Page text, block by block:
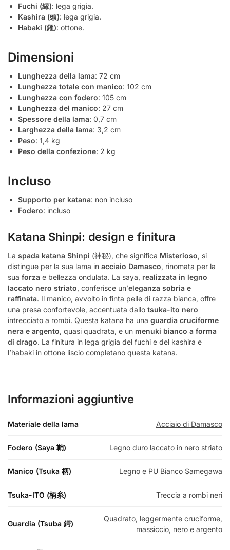
Fuchi (縁): lega grigia.
Kashira (頭): lega grigia.
Habaki (鎺): ottone.
Dimensioni
Lunghezza della lama: 72 cm
Lunghezza totale con manico: 102 cm
Lunghezza con fodero: 105 cm
Lunghezza del manico: 27 cm
Spessore della lama: 0,7 cm
Larghezza della lama: 3,2 cm
Peso: 1,4 kg
Peso della confezione: 2 kg
Incluso
Supporto per katana: non incluso
Fodero: incluso
Katana Shinpi: design e finitura
La spada katana Shinpi (神秘), che significa Misterioso, si
distingue per la sua lama in acciaio Damasco, rinomata per la
sua forza e bellezza ondulata. La saya, realizzata in legno
laccato nero striato, conferisce un’eleganza sobria e
raffinata. Il manico, avvolto in finta pelle di razza bianca, offre
una presa confortevole, accentuata dallo tsuka-ito nero
intrecciato a rombi. Questa katana ha una guardia cruciforme
nera e argento, quasi quadrata, e un menuki bianco a forma
di drago. La finitura in lega grigia del fuchi e del kashira e
l’habaki in ottone liscio completano questa katana.
Informazioni aggiuntive
Materiale della lama Acciaio di Damasco
Fodero (Saya 鞘) Legno duro laccato in nero striato
Manico (Tsuka 柄) Legno e PU Bianco Samegawa
Tsuka-ITO (柄糸) Treccia a rombi neri
Guardia (Tsuba 鍔)
Quadrato, leggermente cruciforme,
massiccio, nero e argento